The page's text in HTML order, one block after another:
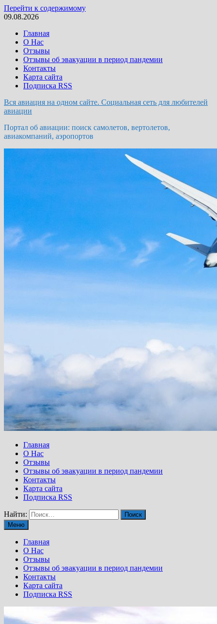
Перейти к содержимому
09.08.2026
Главная
О Нас
Отзывы
Отзывы об эвакуации в период пандемии
Контакты
Карта сайта
Подписка RSS
Вся авиация на одном сайте. Социальная сеть для любителей
авиации
Портал об авиации: поиск самолетов, вертолетов,
авиакомпаний, аэропортов
Главная
О Нас
Отзывы
Отзывы об эвакуации в период пандемии
Контакты
Карта сайта
Подписка RSS
Найти:
Меню
Главная
О Нас
Отзывы
Отзывы об эвакуации в период пандемии
Контакты
Карта сайта
Подписка RSS